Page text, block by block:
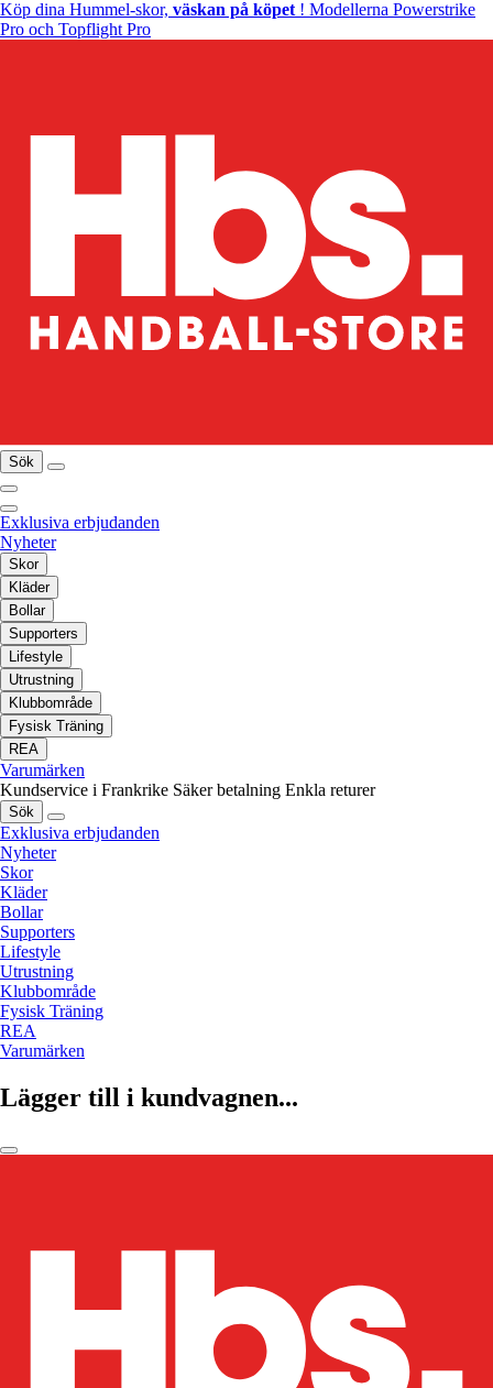
Köp dina Hummel-skor, väskan på köpet ! Modellerna Powerstrike
Pro och Topflight Pro
Sök
Exklusiva erbjudanden
Nyheter
Skor
Kläder
Bollar
Supporters
Lifestyle
Utrustning
Klubbområde
Fysisk Träning
REA
Varumärken
Kundservice i Frankrike Säker betalning Enkla returer
Sök
Exklusiva erbjudanden
Nyheter
Skor
Kläder
Bollar
Supporters
Lifestyle
Utrustning
Klubbområde
Fysisk Träning
REA
Varumärken
Lägger till i kundvagnen...